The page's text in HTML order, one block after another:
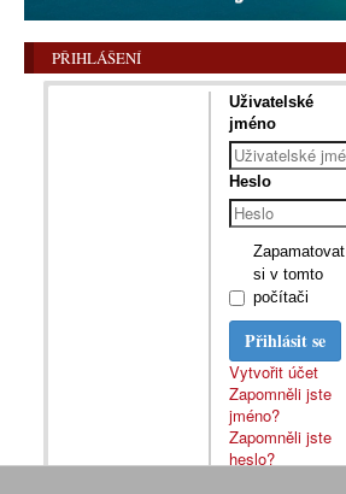
PŘIHLÁŠENÍ
Uživatelské
jméno
Heslo
Zapamatovat
si v tomto
počítači
Přihlásit se
Vytvořit účet
Zapomněli jste
jméno?
Zapomněli jste
heslo?